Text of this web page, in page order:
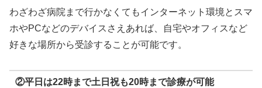
わざわざ病院まで行かなくてもインターネット環境とスマ
ホやPCなどのデバイスさえあれば、自宅やオフィスなど
好きな場所から受診することが可能です。
②平日は22時まで土日祝も20時まで診療が可能